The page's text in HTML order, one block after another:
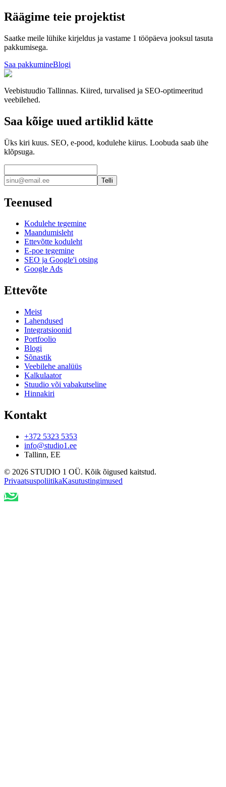
Räägime teie projektist
Saatke meile lühike kirjeldus ja vastame 1 tööpäeva jooksul tasuta
pakkumisega.
Saa pakkumineBlogi
Veebistuudio Tallinnas. Kiired, turvalised ja SEO-optimeeritud
veebilehed.
Saa kõige uued artiklid kätte
Üks kiri kuus. SEO, e-pood, kodulehe kiirus. Loobuda saab ühe
klõpsuga.
Telli
Teenused
Kodulehe tegemine
Maandumisleht
Ettevõtte koduleht
E-poe tegemine
SEO ja Google'i otsing
Google Ads
Ettevõte
Meist
Lahendused
Integratsioonid
Portfoolio
Blogi
Sõnastik
Veebilehe analüüs
Kalkulaator
Stuudio või vabakutseline
Hinnakiri
Kontakt
+372 5323 5353
info@studio1.ee
Tallinn, EE
© 2026 STUDIO 1 OÜ. Kõik õigused kaitstud.
PrivaatsuspoliitikaKasutustingimused